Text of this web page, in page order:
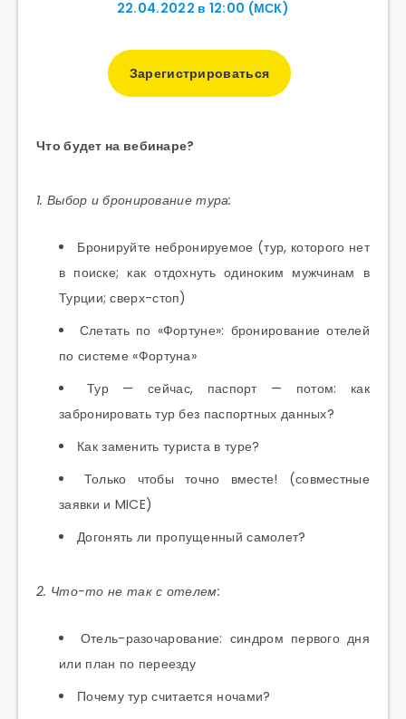
22.04.2022 в 12:00 (МСК)
Зарегистрироваться
Что будет на вебинаре?
1. Выбор и бронирование тура:
Бронируйте небронируемое (тур, которого нет
в поиске; как отдохнуть одиноким мужчинам в
Турции; сверх-стоп)
Слетать по «Фортуне»: бронирование отелей
по системе «Фортуна»
Тур — сейчас, паспорт — потом: как
забронировать тур без паспортных данных?
Как заменить туриста в туре?
Только чтобы точно вместе! (совместные
заявки и MICE)
Догонять ли пропущенный самолет?
2. Что-то не так с отелем:
Отель-разочарование: синдром первого дня
или план по переезду
Почему тур считается ночами?